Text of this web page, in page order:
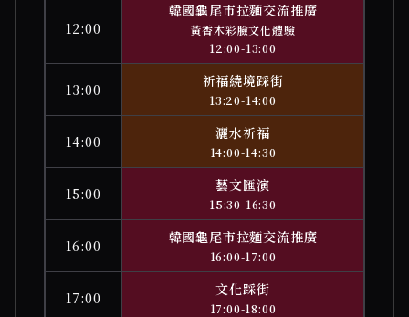
12:00
韓國龜尾市拉麵交流推廣
黃香木彩臉文化體驗
12:00-13:00
13:00 祈福繞境踩街
13:20-14:00
14:00 灑水祈福
14:00-14:30
15:00 藝文匯演
15:30-16:30
16:00 韓國龜尾市拉麵交流推廣
16:00-17:00
17:00 文化踩街
17:00-18:00